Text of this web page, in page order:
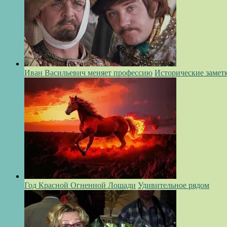
Иван Васильевич меняет профессию Исторические
Год Красной Огненной Лошади Удивительное рядом